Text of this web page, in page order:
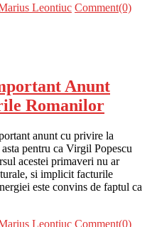
Leontiuc Comment(0)
Anunt
Romanilor
anunt cu privire la
pentru ca Virgil Popescu
acestei primaveri nu ar
si implicit facturile
este convins de faptul ca
Leontiuc Comment(0)